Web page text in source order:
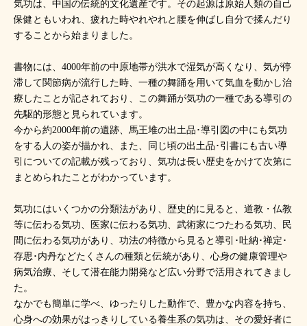
気功は、中国の伝統的文化遺産です。その起源は原始人類の自己
保健ともいわれ、疲れた時やれやれと腰を伸ばし自分で揉んだり
することから始まりました。
書物には、4000年前の中原地帯が洪水で湿気が高くなり、気が停
滞して関節病が流行した時、一種の舞踊を用いて気血を動かし治
療したことが記されており、この舞踊が気功の一種である導引の
先駆的形態と見られています。
今から約2000年前の遺跡、馬王堆の出土品･導引図の中にも気功
をする人の姿が描かれ、また、同じ頃の出土品･引書にも古い導
引についての記載が残っており、気功は長い歴史をかけて次第に
まとめられたことがわかっています。
気功にはいくつかの分類法があり、歴史的に見ると、道教・仏教
等に伝わる気功、医家に伝わる気功、武術家につたわる気功、民
間に伝わる気功があり、功法の特徴から見ると導引･吐納･禅定･
存思･内丹などたくさんの種類と伝統があり、心身の健康管理や
病気治療、そして潜在能力開発など広い分野で活用されてきまし
た。
なかでも簡単に学べ、ゆったりした動作で、豊かな内容を持ち、
心身への効果がはっきりしている養生系の気功は、その愛好者に